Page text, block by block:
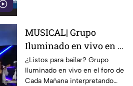
MUSICAL| Grupo
Iluminado en vivo en el
foro de Cada Mañana
¿Listos para bailar? Grupo
Iluminado en vivo en el foro de
Cada Mañana interpretando